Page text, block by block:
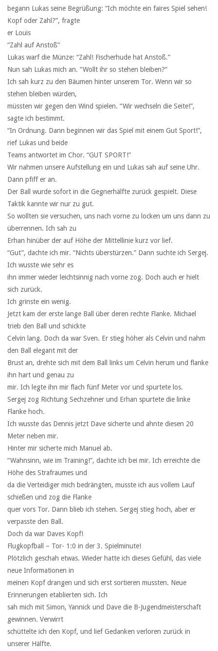
begann Lukas seine Begrüßung: “Ich möchte ein faires Spiel sehen!
Kopf oder Zahl?”, fragte
er Louis
“Zahl auf Anstoß”
Lukas warf die Münze: “Zahl! Fischerhude hat Anstoß.”
Nun sah Lukas mich an. “Wollt ihr so stehen bleiben?”
Ich sah kurz zu den Bäumen hinter unserem Tor. Wenn wir so
stehen bleiben würden,
müssten wir gegen den Wind spielen. “Wir wechseln die Seite!”,
sagte ich bestimmt.
“In Ordnung. Dann beginnen wir das Spiel mit einem Gut Sport!”,
rief Lukas und beide
Teams antwortet im Chor. “GUT SPORT!”
Wir nahmen unsere Aufstellung ein und Lukas sah auf seine Uhr.
Dann pfiff er an.
Der Ball wurde sofort in die Gegnerhälfte zurück gespielt. Diese
Taktik kannte wir nur zu gut.
So wollten sie versuchen, uns nach vorne zu locken um uns dann zu
überrennen. Ich sah zu
Erhan hinüber der auf Höhe der Mittellinie kurz vor lief.
“Gut”, dachte ich mir. “Nichts überstürzen.” Dann suchte ich Sergej.
Ich wusste wie sehr es
ihn immer wieder leichtsinnig nach vorne zog. Doch auch er hielt
sich zurück.
Ich grinste ein wenig.
Jetzt kam der erste lange Ball über deren rechte Flanke. Michael
trieb den Ball und schickte
Celvin lang. Doch da war Sven. Er stieg höher als Celvin und nahm
den Ball elegant mit der
Brust an, drehte sich mit dem Ball links um Celvin herum und flanke
ihn hart und genau zu
mir. Ich legte ihn mir flach fünf Meter vor und spurtete los.
Sergej zog Richtung Sechzehner und Erhan spurtete die linke
Flanke hoch.
Ich wusste das Dennis jetzt Dave sicherte und ahnte diesen 20
Meter neben mir.
Hinter mir sicherte mich Manuel ab.
“Wahnsinn, wie im Training!”, dachte ich bei mir. Ich erreichte die
Höhe des Strafraumes und
da die Verteidiger mich bedrängten, musste ich aus vollem Lauf
schießen und zog die Flanke
quer vors Tor. Dann blieb ich stehen. Sergej stieg hoch, aber er
verpasste den Ball.
Doch da war Daves Kopf!
Flugkopfball – Tor- 1:0 in der 3. Spielminute!
Plötzlich geschah etwas. Wieder hatte ich dieses Gefühl, das viele
neue Informationen in
meinen Kopf drangen und sich erst sortieren mussten. Neue
Erinnerungen etablierten sich. Ich
sah mich mit Simon, Yannick und Dave die B-Jugendmeisterschaft
gewinnen. Verwirrt
schüttelte ich den Kopf, und lief Gedanken verloren zurück in
unserer Hälfte.